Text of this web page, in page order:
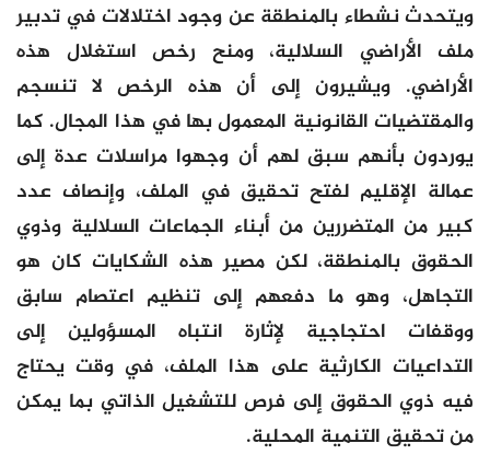
ويتحدث نشطاء بالمنطقة عن وجود اختلالات في تدبير
ملف الأراضي السلالية، ومنح رخص استغلال هذه
الأراضي. ويشيرون إلى أن هذه الرخص لا تنسجم
والمقتضيات القانونية المعمول بها في هذا المجال. كما
يوردون بأنهم سبق لهم أن وجهوا مراسلات عدة إلى
عمالة الإقليم لفتح تحقيق في الملف، وإنصاف عدد
كبير من المتضررين من أبناء الجماعات السلالية وذوي
الحقوق بالمنطقة، لكن مصير هذه الشكايات كان هو
التجاهل، وهو ما دفعهم إلى تنظيم اعتصام سابق
ووقفات احتجاجية لإثارة انتباه المسؤولين إلى
التداعيات الكارثية على هذا الملف، في وقت يحتاج
فيه ذوي الحقوق إلى فرص للتشغيل الذاتي بما يمكن
من تحقيق التنمية المحلية.